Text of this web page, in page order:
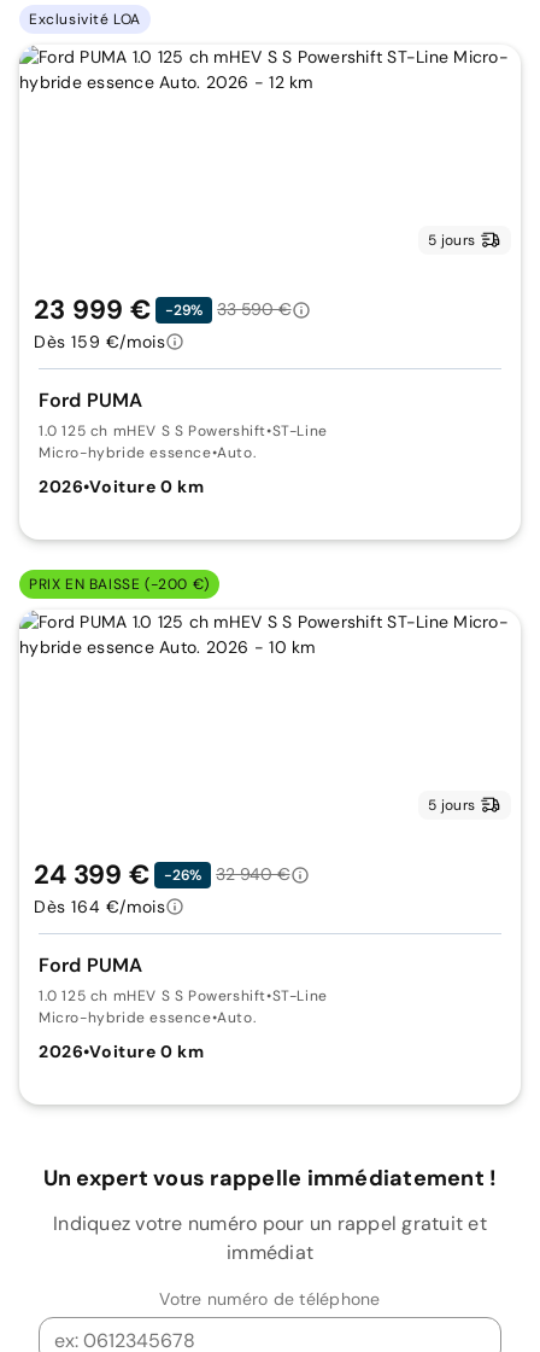
Exclusivité LOA
5 jours
Ford PUMA
1.0 125 ch mHEV S S Powershift•ST-Line
Micro-hybride essence•Auto.
2026•Voiture 0 km
23 999 € -29%
33 590 €
Dès 159 €/mois
PRIX EN BAISSE (-200 €)
5 jours
Ford PUMA
1.0 125 ch mHEV S S Powershift•ST-Line
Micro-hybride essence•Auto.
2026•Voiture 0 km
24 399 € -26%
32 940 €
Dès 164 €/mois
Un expert vous rappelle immédiatement !
Indiquez votre numéro pour un rappel gratuit et
immédiat
Votre numéro de téléphone